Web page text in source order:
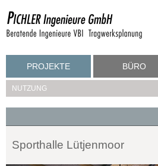
PROJEKTE BÜRO
NUTZUNG
Sporthalle Lütjenmoor